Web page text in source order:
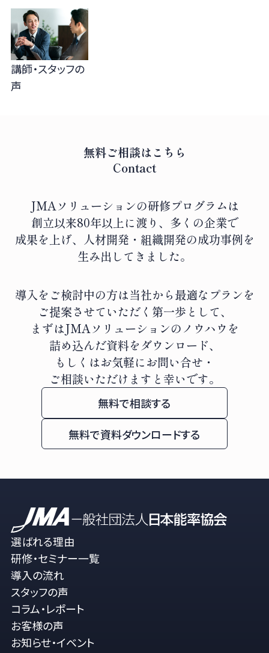
講師・スタッフの
声
無料ご相談はこちら
Contact
JMAソリューションの研修プログラムは
創立以来80年以上に渡り、 多くの企業で
成果を上げ、人材開発・組織開発の成功事例を
生み出してきました。
導入をご検討中の方は当社から最適なプランを
ご提案させていただく第一歩として、
まずはJMAソリューションのノウハウを
詰め込んだ資料をダウンロード、
もしくはお気軽にお問い合せ・
ご相談いただけますと幸いです。
無料で相談する
無料で資料ダウンロードする
選ばれる理由
研修・セミナー一覧
導入の流れ
スタッフの声
コラム・レポート
お客様の声
お知らせ・イベント